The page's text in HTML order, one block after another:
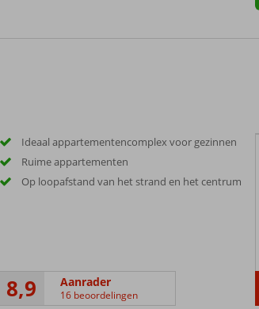
Ideaal appartementencomplex voor gezinnen
Ruime appartementen
Op loopafstand van het strand en het centrum
8,9 Aanrader
16 beoordelingen